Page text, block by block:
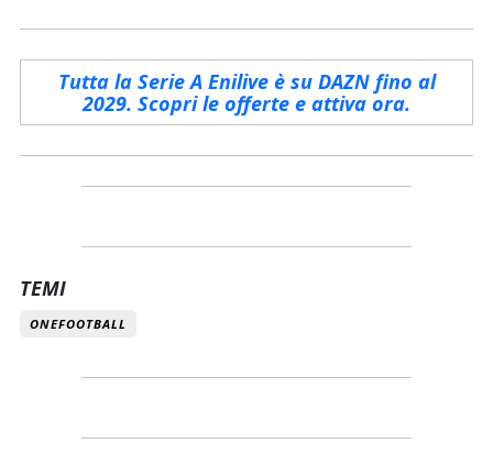
Tutta la Serie A Enilive è su DAZN fino al
2029. Scopri le offerte e attiva ora.
TEMI
ONEFOOTBALL